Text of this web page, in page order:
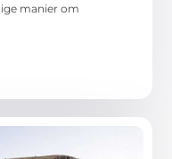
manier om